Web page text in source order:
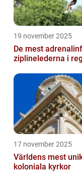
19 november 2025
De mest
ziplinelederna i
17 november 2025
Världens mest
koloniala kyrkor